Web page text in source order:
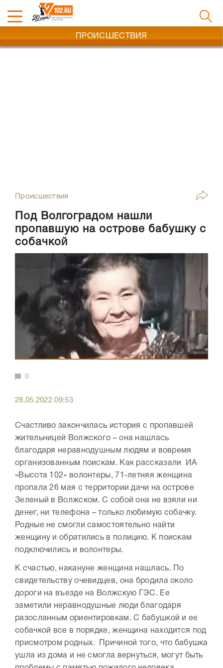
ПРОИСШЕСТВИЯ
Происшествия
Под Волгоградом нашли
пропавшую на острове бабушку с
собачкой
0
28.05.2022 09:53
Счастливо закончилась история с пропавшей
жительницей Волжского – она нашлась
благодаря неравнодушным людям и вовремя
организованным поискам. Как рассказали ИА
«Высота 102» волонтеры, 71-летняя женщина
пропала 26 мая с территории дачи на острове
Зеленый в Волжском. С собой она не взяли ни
денег, ни телефона – только любимую собачку.
Родные не смогли самостоятельно найти
женщину и обратились в полицию. К поискам
подключились и волонтеры.
К счастью, накануне женщина нашлась. По
свидетельству очевидцев, она бродила около
дороги на въезде на Волжскую ГЭС. Ее
заметили неравнодушные люди благодаря
разосланным ориентировкам. С бабушкой и ее
собачкой все в порядке, женщина находится под
присмотром родных. Причиной того, что бабушка
ушла из дома и не смогла вернуться, могут быть